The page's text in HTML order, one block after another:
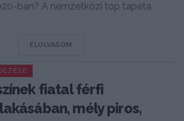
ban? A nemzetközi top tapéta
ELOLVASOM
fiatal férfi
mély piros,